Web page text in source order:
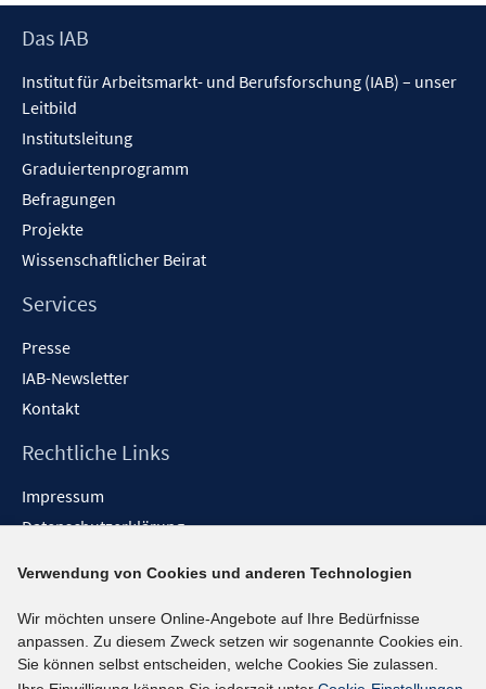
Footer
Das IAB
Institut für Arbeitsmarkt- und Berufsforschung (IAB) – unser
Leitbild
Institutsleitung
Graduiertenprogramm
Befragungen
Projekte
Wissenschaftlicher Beirat
Services
Presse
IAB-Newsletter
Kontakt
Rechtliche Links
Impressum
Datenschutzerklärung
Barrieren melden
Social-Media-Kanäle
BlueSky
Verwendung von Cookies und anderen Technologien
Wir möchten unsere Online-Angebote auf Ihre Bedürfnisse
anpassen. Zu diesem Zweck setzen wir sogenannte Cookies ein.
Sie können selbst entscheiden, welche Cookies Sie zulassen.